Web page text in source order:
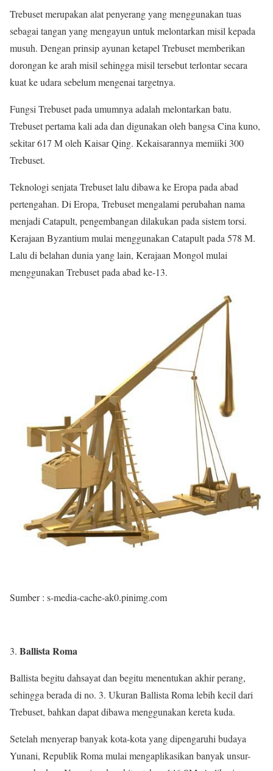
Trebuset merupakan alat penyerang yang menggunakan tuas
sebagai tangan yang mengayun untuk melontarkan misil kepada
musuh. Dengan prinsip ayunan ketapel Trebuset memberikan
dorongan ke arah misil sehingga misil tersebut terlontar secara
kuat ke udara sebelum mengenai targetnya.
Fungsi Trebuset pada umumnya adalah melontarkan batu.
Trebuset pertama kali ada dan digunakan oleh bangsa Cina kuno,
sekitar 617 M oleh Kaisar Qing. Kekaisarannya memiiki 300
Trebuset.
Teknologi senjata Trebuset lalu dibawa ke Eropa pada abad
pertengahan. Di Eropa, Trebuset mengalami perubahan nama
menjadi Catapult, pengembangan dilakukan pada sistem torsi.
Kerajaan Byzantium mulai menggunakan Catapult pada 578 M.
Lalu di belahan dunia yang lain, Kerajaan Mongol mulai
menggunakan Trebuset pada abad ke-13.
Sumber : s-media-cache-ak0.pinimg.com
Ballista Roma
Ballista begitu dahsayat dan begitu menentukan akhir perang,
sehingga berada di no. 3. Ukuran Ballista Roma lebih kecil dari
Trebuset, bahkan dapat dibawa menggunakan kereta kuda.
Setelah menyerap banyak kota-kota yang dipengaruhi budaya
Yunani, Republik Roma mulai mengaplikasikan banyak unsur-